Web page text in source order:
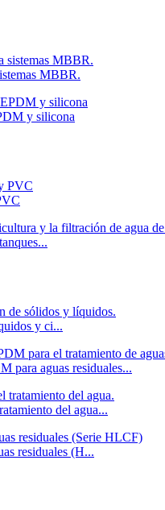
MBBR.
y silicona
y ci...
para aguas residuales...
del agua...
residuales (H...